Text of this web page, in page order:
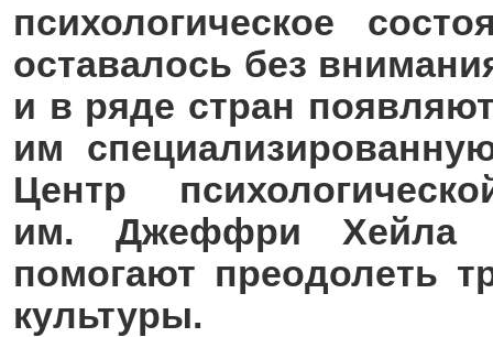
психологическое
оставалось без
и в ряде стран
им
Центр
им. Джеффри Хейла
помогают преодолеть
культуры.